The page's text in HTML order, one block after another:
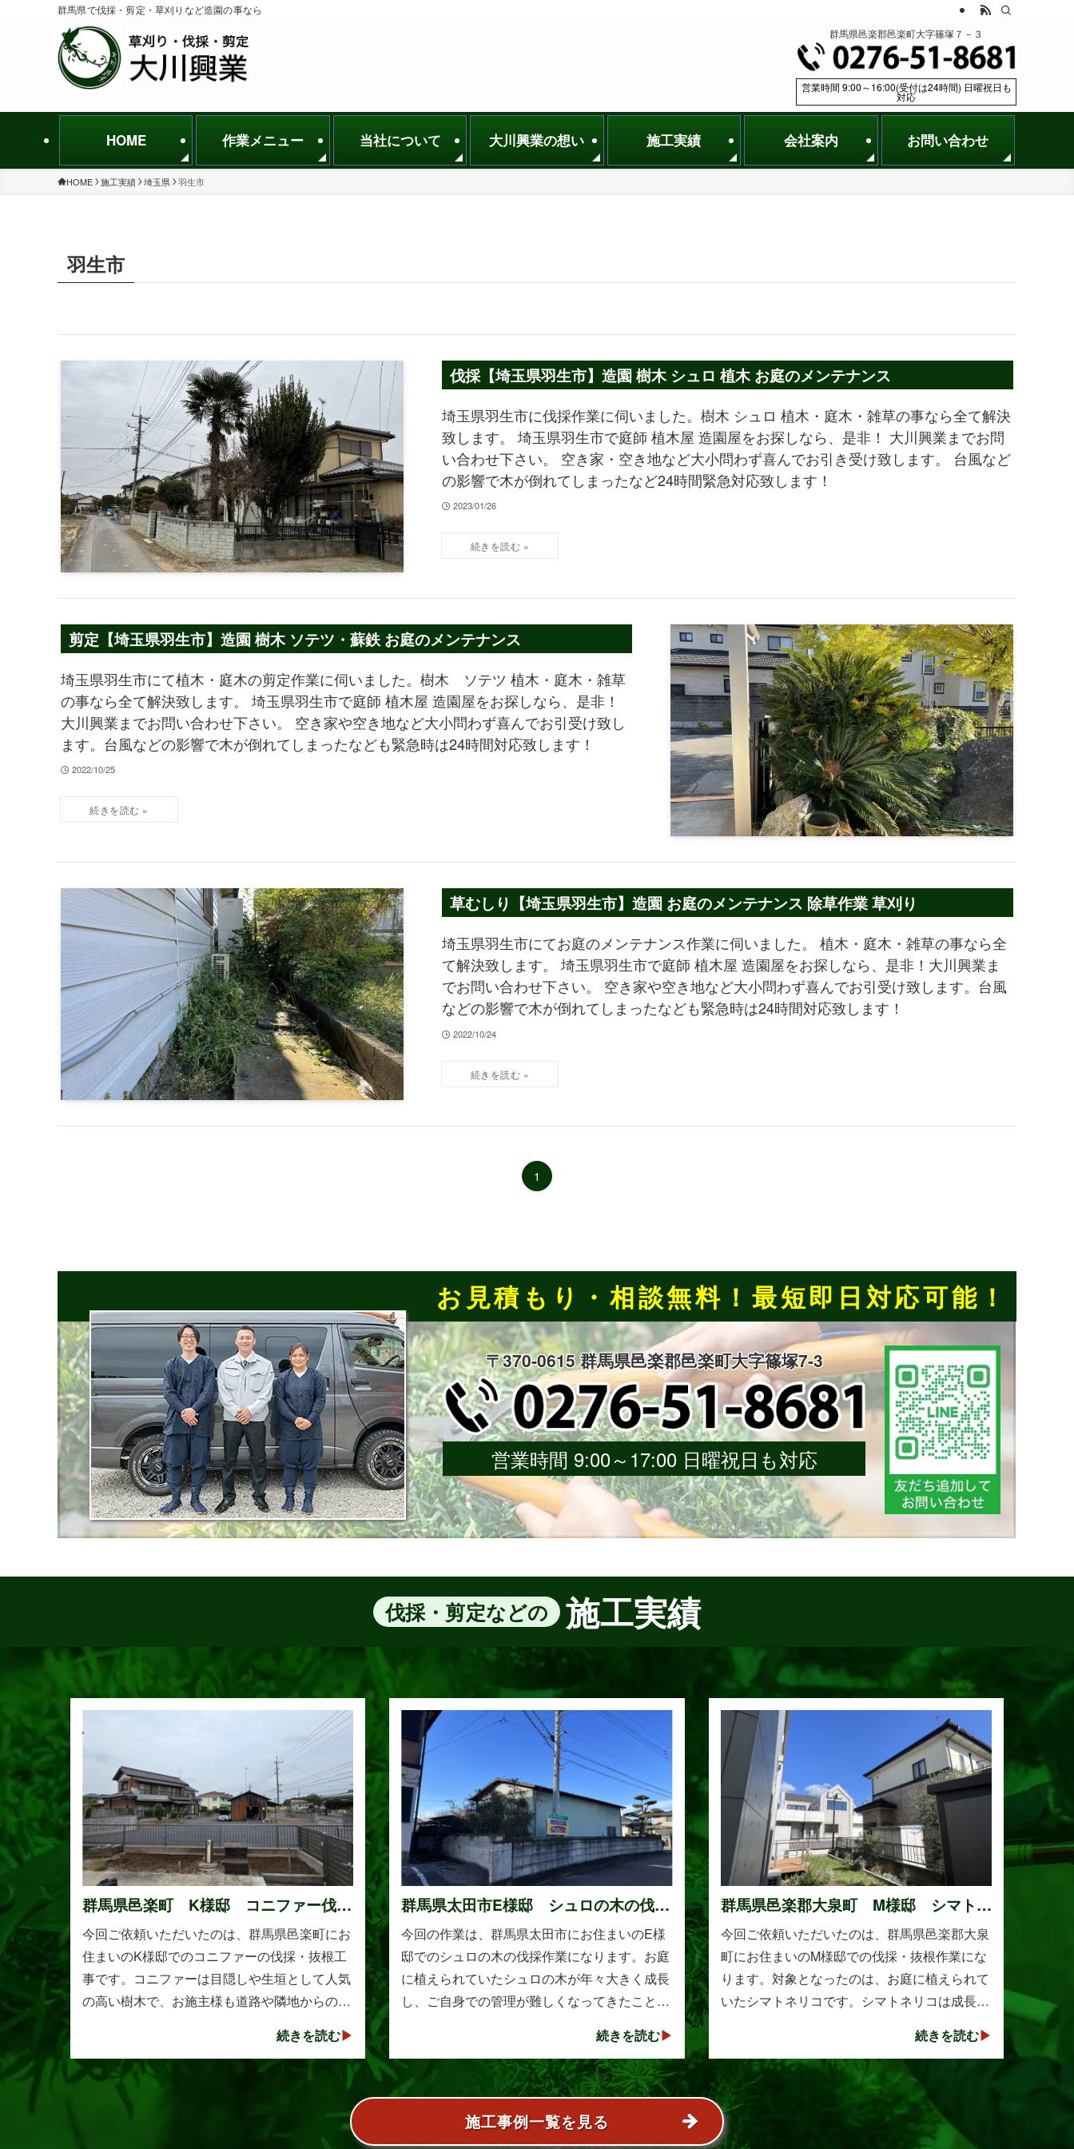
群馬県で伐採・剪定・草刈りなど造園の事なら
HOME 作業メニュー 当社について 大川興業の想い 施工実績 会社案内 お問い合わせ
群馬県邑楽郡邑楽町大字篠塚７－３
営業時間 9:00～16:00(受付は24時間) 日曜祝日も
対応
HOME 施工実績 埼玉県 羽生市
羽生市
伐採【埼玉県羽生市】造園 樹木 シュロ 植木 お庭のメンテナンス
埼玉県羽生市に伐採作業に伺いました。樹木 シュロ 植木・庭木・雑草の事なら全て解決
致します。 埼玉県羽生市で庭師 植木屋 造園屋をお探しなら、是非！ 大川興業までお問
い合わせ下さい。 空き家・空き地など大小問わず喜んでお引き受け致します。 台風など
の影響で木が倒れてしまったなど24時間緊急対応致します！
2023/01/26
剪定【埼玉県羽生市】造園 樹木 ソテツ・蘇鉄 お庭のメンテナンス
埼玉県羽生市にて植木・庭木の剪定作業に伺いました。樹木 ソテツ 植木・庭木・雑草
の事なら全て解決致します。 埼玉県羽生市で庭師 植木屋 造園屋をお探しなら、是非！
大川興業までお問い合わせ下さい。 空き家や空き地など大小問わず喜んでお引受け致し
ます。台風などの影響で木が倒れてしまったなども緊急時は24時間対応致します！
2022/10/25
草むしり【埼玉県羽生市】造園 お庭のメンテナンス 除草作業 草刈り
埼玉県羽生市にてお庭のメンテナンス作業に伺いました。 植木・庭木・雑草の事なら全
て解決致します。 埼玉県羽生市で庭師 植木屋 造園屋をお探しなら、是非！大川興業ま
でお問い合わせ下さい。 空き家や空き地など大小問わず喜んでお引受け致します。台風
などの影響で木が倒れてしまったなども緊急時は24時間対応致します！
2022/10/24
1
お見積もり・相談無料！最短即日対応可能！
〒370-0615 群馬県邑楽郡邑楽町大字篠塚7-3
営業時間 9:00～17:00 日曜祝日も対応
伐採・剪定などの 施工実績
群馬県邑楽町 K様邸 コニファー伐
採・抜根工事
今回ご依頼いただいたのは、群馬県邑楽町にお
住まいのK様邸でのコニファーの伐採・抜根工
事です。コニファーは目隠しや生垣として人気
の高い樹木で、お施主様も道路や隣地からの視
年数の経過とともに想像以上に大きく成長し、
枝葉が･･･
続きを読む
群馬県太田市E様邸 シュロの木の伐採
作業
今回の作業は、群馬県太田市にお住まいのE様
邸でのシュロの木の伐採作業になります。お庭
に植えられていたシュロの木が年々大きく成長
し、ご自身での管理が難しくなってきたことか
てやすい樹木として知られていますが、一度大
きくな･･･
続きを読む
群馬県邑楽郡大泉町 M様邸 シマトネ
リコの伐採と抜根作業
今回ご依頼いただいたのは、群馬県邑楽郡大泉
町にお住まいのM様邸での伐採・抜根作業にな
ります。対象となったのは、お庭に植えられて
いたシマトネリコです。シマトネリコは成長が
的な剪定を行わないと枝葉が大きく広がり、お
庭の管･･･
続きを読む
施工事例一覧を見る